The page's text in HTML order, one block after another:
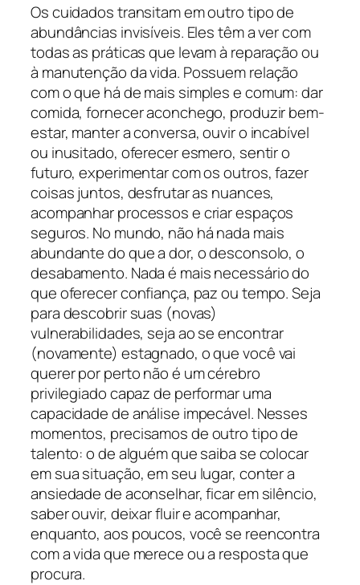
Os cuidados transitam em outro tipo de
abundâncias invisíveis. Eles têm a ver com
todas as práticas que levam à reparação ou
à manutenção da vida. Possuem relação
com o que há de mais simples e comum: dar
comida, fornecer aconchego, produzir bem-
estar, manter a conversa, ouvir o incabível
ou inusitado, oferecer esmero, sentir o
futuro, experimentar com os outros, fazer
coisas juntos, desfrutar as nuances,
acompanhar processos e criar espaços
seguros. No mundo, não há nada mais
abundante do que a dor, o desconsolo, o
desabamento. Nada é mais necessário do
que oferecer confiança, paz ou tempo. Seja
para descobrir suas (novas)
vulnerabilidades, seja ao se encontrar
(novamente) estagnado, o que você vai
querer por perto não é um cérebro
privilegiado capaz de performar uma
capacidade de análise impecável. Nesses
momentos, precisamos de outro tipo de
talento: o de alguém que saiba se colocar
em sua situação, em seu lugar, conter a
ansiedade de aconselhar, ficar em silêncio,
saber ouvir, deixar fluir e acompanhar,
enquanto, aos poucos, você se reencontra
com a vida que merece ou a resposta que
procura.